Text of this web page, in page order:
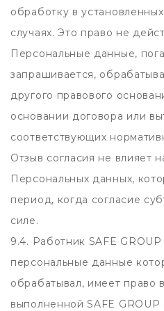
обработку в
случаях. Это право не
Персональные данные,
запрашивается,
другого правового
основании договора или
соответствующих
Отзыв согласия не влияет
Персональных данных,
период, когда согласие
силе.
9.4. Работник SAFE
персональные данные
обрабатывал, имеет право
выполненной SAFE